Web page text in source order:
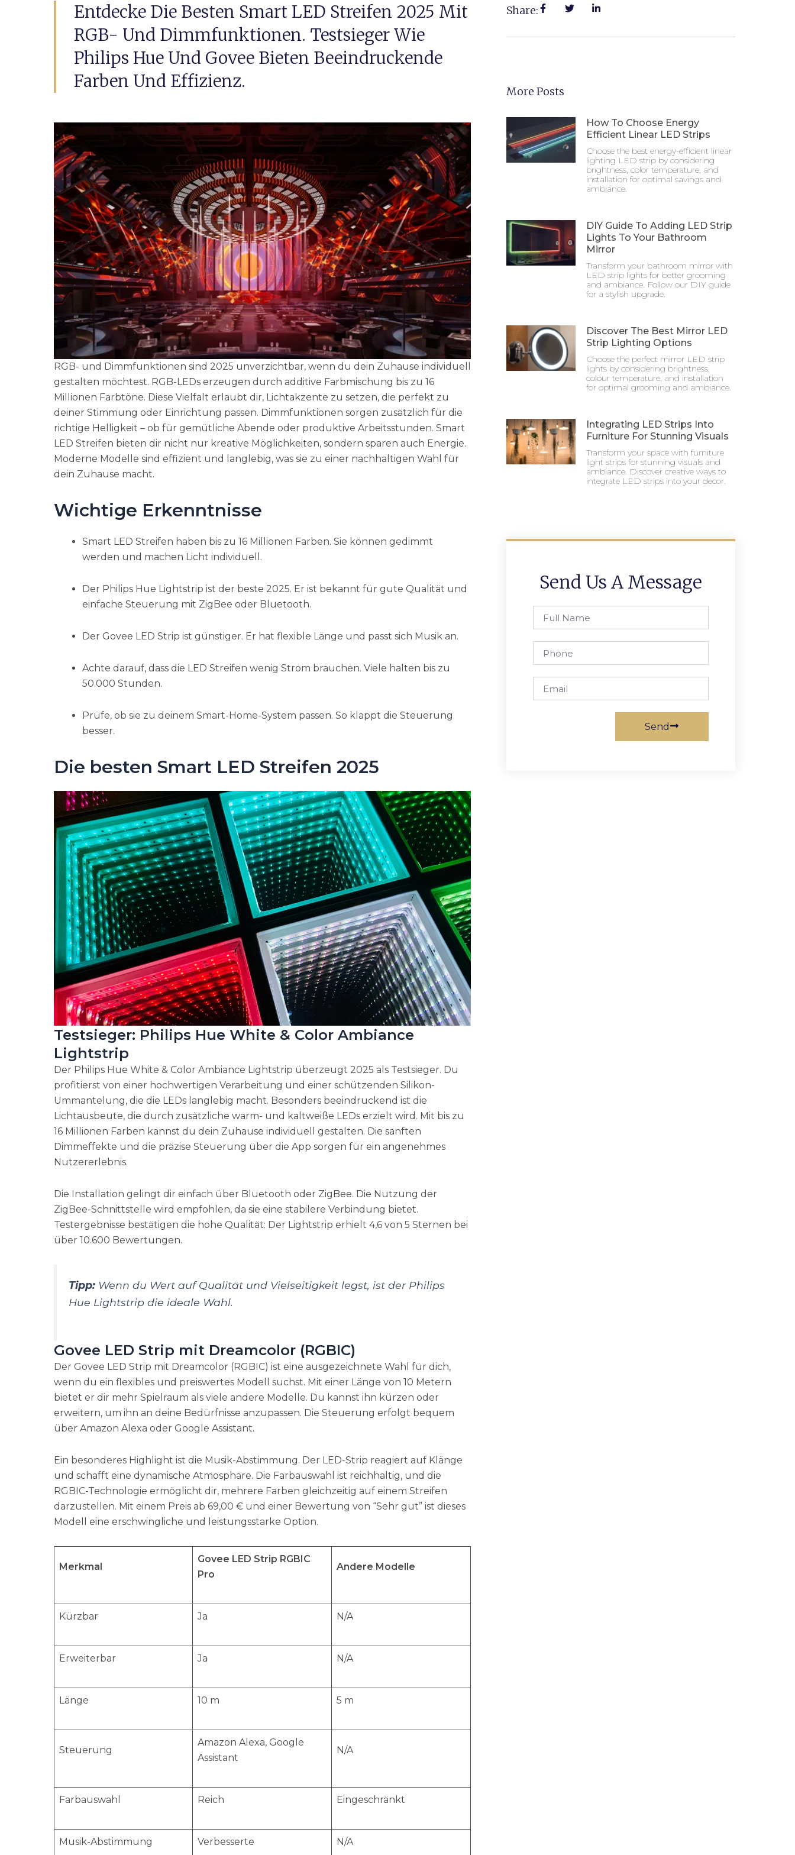
Entdecke Die Besten Smart LED Streifen 2025 Mit
RGB- Und Dimmfunktionen. Testsieger Wie
Philips Hue Und Govee Bieten Beeindruckende
Farben Und Effizienz.
RGB- und Dimmfunktionen sind 2025 unverzichtbar, wenn du dein Zuhause individuell
gestalten möchtest. RGB-LEDs erzeugen durch additive Farbmischung bis zu 16
Millionen Farbtöne. Diese Vielfalt erlaubt dir, Lichtakzente zu setzen, die perfekt zu
deiner Stimmung oder Einrichtung passen. Dimmfunktionen sorgen zusätzlich für die
richtige Helligkeit – ob für gemütliche Abende oder produktive Arbeitsstunden. Smart
LED Streifen bieten dir nicht nur kreative Möglichkeiten, sondern sparen auch Energie.
Moderne Modelle sind effizient und langlebig, was sie zu einer nachhaltigen Wahl für
dein Zuhause macht.
Wichtige Erkenntnisse
Smart LED Streifen haben bis zu 16 Millionen Farben. Sie können gedimmt
werden und machen Licht individuell.
Der Philips Hue Lightstrip ist der beste 2025. Er ist bekannt für gute Qualität und
einfache Steuerung mit ZigBee oder Bluetooth.
Der Govee LED Strip ist günstiger. Er hat flexible Länge und passt sich Musik an.
Achte darauf, dass die LED Streifen wenig Strom brauchen. Viele halten bis zu
50.000 Stunden.
Prüfe, ob sie zu deinem Smart-Home-System passen. So klappt die Steuerung
besser.
Die besten Smart LED Streifen 2025
Testsieger: Philips Hue White & Color Ambiance
Lightstrip
Der Philips Hue White & Color Ambiance Lightstrip überzeugt 2025 als Testsieger. Du
profitierst von einer hochwertigen Verarbeitung und einer schützenden Silikon-
Ummantelung, die die LEDs langlebig macht. Besonders beeindruckend ist die
Lichtausbeute, die durch zusätzliche warm- und kaltweiße LEDs erzielt wird. Mit bis zu
16 Millionen Farben kannst du dein Zuhause individuell gestalten. Die sanften
Dimmeffekte und die präzise Steuerung über die App sorgen für ein angenehmes
Nutzererlebnis.
Die Installation gelingt dir einfach über Bluetooth oder ZigBee. Die Nutzung der
ZigBee-Schnittstelle wird empfohlen, da sie eine stabilere Verbindung bietet.
Testergebnisse bestätigen die hohe Qualität: Der Lightstrip erhielt 4,6 von 5 Sternen bei
über 10.600 Bewertungen.
Tipp:Wenn du Wert auf Qualität und Vielseitigkeit legst, ist der Philips
Hue Lightstrip die ideale Wahl.
Govee LED Strip mit Dreamcolor (RGBIC)
Der Govee LED Strip mit Dreamcolor (RGBIC) ist eine ausgezeichnete Wahl für dich,
wenn du ein flexibles und preiswertes Modell suchst. Mit einer Länge von 10 Metern
bietet er dir mehr Spielraum als viele andere Modelle. Du kannst ihn kürzen oder
erweitern, um ihn an deine Bedürfnisse anzupassen. Die Steuerung erfolgt bequem
über Amazon Alexa oder Google Assistant.
Ein besonderes Highlight ist die Musik-Abstimmung. Der LED-Strip reagiert auf Klänge
und schafft eine dynamische Atmosphäre. Die Farbauswahl ist reichhaltig, und die
RGBIC-Technologie ermöglicht dir, mehrere Farben gleichzeitig auf einem Streifen
darzustellen. Mit einem Preis ab 69,00 € und einer Bewertung von “Sehr gut” ist dieses
Modell eine erschwingliche und leistungsstarke Option.
Merkmal
Govee LED Strip RGBIC
Pro
Andere Modelle
Kürzbar Ja N/A
Erweiterbar Ja N/A
Länge 10 m 5 m
Steuerung
Amazon Alexa, Google
Assistant
N/A
Farbauswahl Reich Eingeschränkt
Musik-Abstimmung Verbesserte N/A
Share:
More Posts
How To Choose Energy
Efficient Linear LED Strips
Choose the best energy-efficient linear
lighting LED strip by considering
brightness, color temperature, and
installation for optimal savings and
ambiance.
DIY Guide To Adding LED Strip
Lights To Your Bathroom
Mirror
Transform your bathroom mirror with
LED strip lights for better grooming
and ambiance. Follow our DIY guide
for a stylish upgrade.
Discover The Best Mirror LED
Strip Lighting Options
Choose the perfect mirror LED strip
lights by considering brightness,
colour temperature, and installation
for optimal grooming and ambiance.
Integrating LED Strips Into
Furniture For Stunning Visuals
Transform your space with furniture
light strips for stunning visuals and
ambiance. Discover creative ways to
integrate LED strips into your decor.
Send Us A Message
Name
Send